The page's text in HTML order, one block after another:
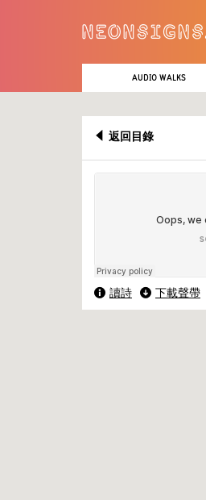
AUDIO WALKS
返回目錄
讀詩 下載聲帶